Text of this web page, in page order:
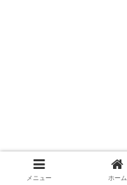
メニュー ホーム